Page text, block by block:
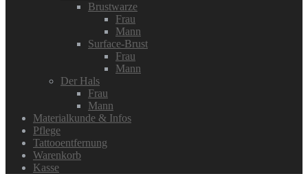
Brustwarze
Frau
Mann
Surface-Brust
Frau
Mann
Der Hals
Frau
Mann
Materialkunde & Infos
Pflege
Tattooentfernung
Warenkorb
Kasse